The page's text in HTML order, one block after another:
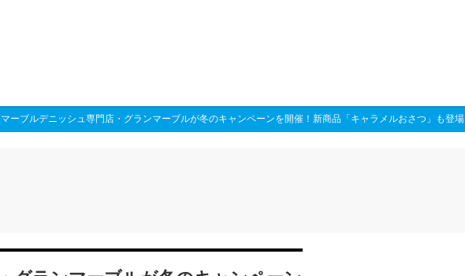
マーブルデニッシュ専門店・グランマーブルが冬のキャンペーンを開催！新商品「キャラメルおさつ」も登場